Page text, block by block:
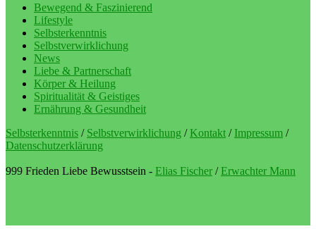
Bewegend & Faszinierend
Lifestyle
Selbsterkenntnis
Selbstverwirklichung
News
Liebe & Partnerschaft
Körper & Heilung
Spiritualität & Geistiges
Ernährung & Gesundheit
Selbsterkenntnis / Selbstverwirklichung /Kontakt / Impressum /
Datenschutzerklärung
999 Frieden Liebe Bewusstsein - Elias Fischer /Erwachter Mann